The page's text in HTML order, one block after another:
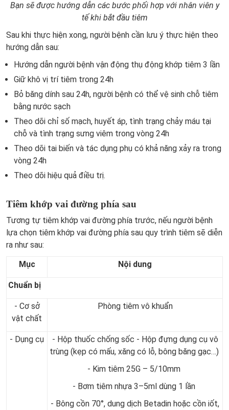
Bạn sẽ được hướng dẫn các bước phối hợp với nhân viên y
tế khi bắt đầu tiêm
Sau khi thực hiện xong, người bệnh cần lưu ý thực hiện theo
hướng dẫn sau:
Hướng dẫn người bệnh vận động thụ động khớp tiêm 3 lần
Giữ khô vị trí tiêm trong 24h
Bỏ băng dính sau 24h, người bệnh có thể vệ sinh chỗ tiêm
bằng nước sạch
Theo dõi chỉ số mạch, huyết áp, tình trạng chảy máu tại
chỗ và tình trạng sưng viêm trong vòng 24h
Theo dõi tai biến và tác dụng phụ có khả năng xảy ra trong
vòng 24h
Theo dõi hiệu quả điều trị.
Tiêm khớp vai đường phía sau
Tương tự tiêm khớp vai đường phía trước, nếu người bệnh
lựa chọn tiêm khớp vai đường phía sau quy trình tiêm sẽ diễn
ra như sau:
Mục
Nội dung
Chuẩn bị
- Cơ sở
vật chất
Phòng tiêm vô khuẩn
- Dụng cụ
- Hộp thuốc chống sốc - Hộp đựng dụng cụ vô
trùng (kẹp có mấu, xăng có lỗ, bông băng gạc…)
- Kim tiêm 25G – 5/10mm
- Bơm tiêm nhựa 3–5ml dùng 1 lần
- Bông cồn 70°, dung dịch Betadin hoặc cồn iốt,